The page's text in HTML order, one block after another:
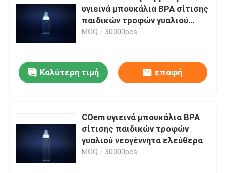
υγιεινά μπουκάλια BPA σίτισης
παιδικών τροφών γυαλιού
cOem ελεύθερα
MOQ：30000pcs
Καλύτερη τιμή επαφή
COem υγιεινά μπουκάλια BPA
σίτισης παιδικών τροφών
γυαλιού νεογέννητα ελεύθερα
MOQ：30000pcs